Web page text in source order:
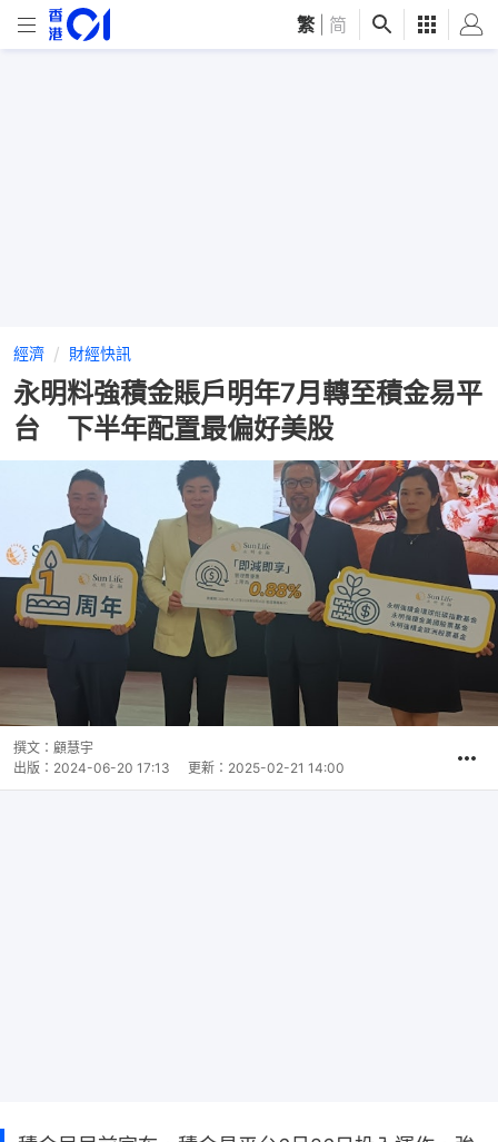
繁 简
經濟 財經快訊
永明料強積金賬戶明年7月轉至積金易平
台 下半年配置最偏好美股
撰文： 顧慧宇
出版： 2024-06-20 17:13 更新： 2025-02-21 14:00